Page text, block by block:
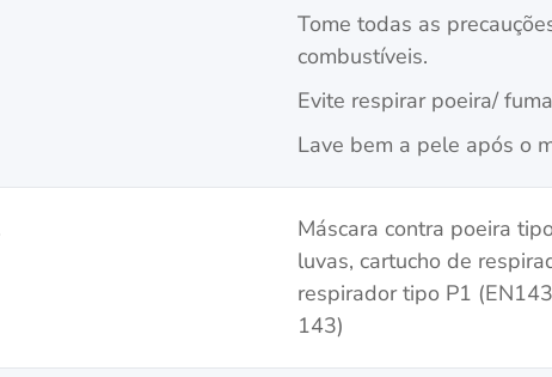
Tome todas as
combustíveis.
Evite respirar poeira/
Lave bem a pele após o
Máscara contra poeira
luvas, cartucho de
respirador tipo P1
143)